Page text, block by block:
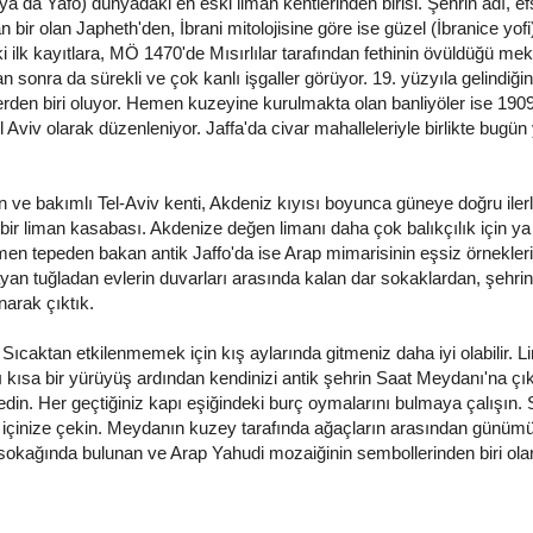
bir olan Japheth'den, İbrani mitolojisine göre ise güzel (İbranice
ilk kayıtlara, MÖ 1470'de Mısırlılar tarafından fethinin övüldüğü
sonra da sürekli ve çok kanlı işgaller görüyor. 19. yüzyıla
biri oluyor. Hemen kuzeyine kurulmakta olan banliyöler ise
Aviv olarak düzenleniyor. Jaffa'da civar mahalleleriyle birlikte bugün
ve bakımlı Tel-Aviv kenti, Akdeniz kıyısı boyunca güneye doğru
liman kasabası. Akdenize değen limanı daha çok balıkçılık için
tepeden bakan antik Jaffo'da ise Arap mimarisinin eşsiz
tuğladan evlerin duvarları arasında kalan dar sokaklardan,
çıktık.
etkilenmemek için kış aylarında gitmeniz daha iyi olabilir.
bir yürüyüş ardından kendinizi antik şehrin Saat Meydanı'na
Her geçtiğiniz kapı eşiğindeki burç oymalarını bulmaya çalışın.
çekin. Meydanın kuzey tarafında ağaçların arasından
bulunan ve Arap Yahudi mozaiğinin sembollerinden biri olan